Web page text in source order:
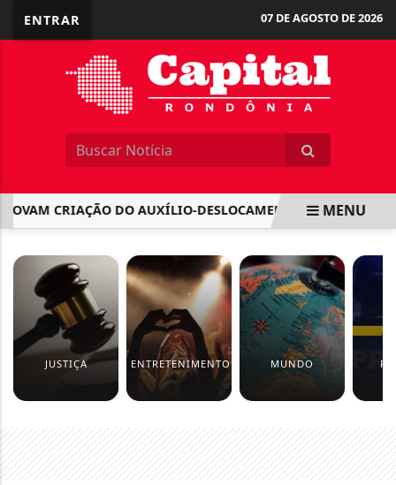
ENTRAR 07 DE AGOSTO DE 2026
CRIAÇÃO DO AUXÍLIO-DESLOCAMENTO PARA MENU
JUSTIÇA ENTRETENIMENTO MUNDO